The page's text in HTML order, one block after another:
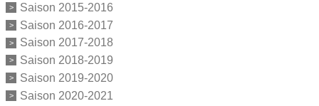
Saison 2015-2016
Saison 2016-2017
Saison 2017-2018
Saison 2018-2019
Saison 2019-2020
Saison 2020-2021